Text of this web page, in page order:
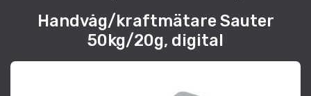
Handvåg/kraftmätare Sauter
50kg/20g, digital